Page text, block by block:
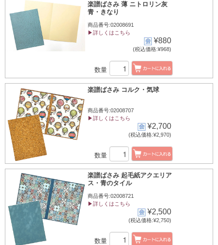
楽譜ばさみ 薄 ニトロリン灰
青・きなり
商品番号:02008691
▶詳しくはこちら
¥880
(税込価格:¥968)
数量
楽譜ばさみ コルク・気球
商品番号:02008707
▶詳しくはこちら
¥2,700
(税込価格:¥2,970)
数量
楽譜ばさみ 起毛紙アクエリア
ス・青のタイル
商品番号:02008721
▶詳しくはこちら
¥2,500
(税込価格:¥2,750)
数量